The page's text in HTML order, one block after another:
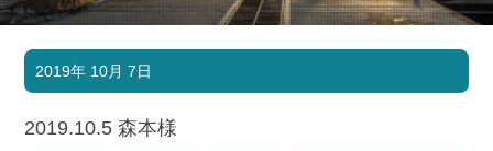
マリンクラブ
マリンライフを堪能したい！
ボート販売
ボート免許
長年の実績と信頼！
2019年 10月 7日
2019.10.5 森本様